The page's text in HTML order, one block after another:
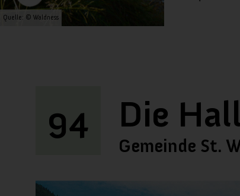
Quelle: © Waldness
94 Die
Gemeinde St.